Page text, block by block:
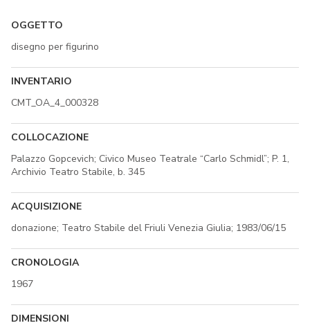
OGGETTO
disegno per figurino
INVENTARIO
CMT_OA_4_000328
COLLOCAZIONE
Palazzo Gopcevich; Civico Museo Teatrale “Carlo Schmidl”; P. 1,
Archivio Teatro Stabile, b. 345
ACQUISIZIONE
donazione; Teatro Stabile del Friuli Venezia Giulia; 1983/06/15
CRONOLOGIA
1967
DIMENSIONI